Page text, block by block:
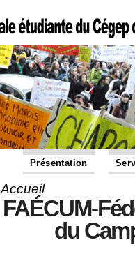
Présentation
Vous êtes ici
Accueil
FAÉCUM-
du